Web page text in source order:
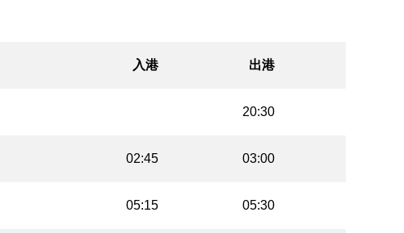
入港 出港
20:30
02:45 03:00
05:15 05:30